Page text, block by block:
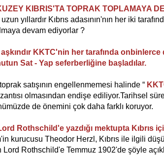
KIBRIS'TA TOPRAK TOPLAMAYA
yıllardır Kıbrıs adasının'nın her iki
devam ediyorlar ?
aşkındır KKTC'nin her tarafında
Sat - Yap seferberliğine başladılar.
toprak satışının engellenmemesi halinde “
olmasından endişe ediliyor.Tarihsel
de önemini çok daha farklı koruyor.
Rothschild'e yazdığı mektupta Kıbrıs
kurucusu Theodor Herzl, Kıbrıs ile ilgili
Rothschild'e Temmuz 1902'de şöyle